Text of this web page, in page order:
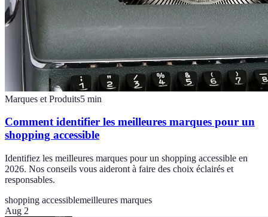
Marques et Produits5 min
Comment identifier les meilleures marques pour un
shopping accessible
Identifiez les meilleures marques pour un shopping accessible en
2026. Nos conseils vous aideront à faire des choix éclairés et
responsables.
shopping accessiblemeilleures marques
Aug 2